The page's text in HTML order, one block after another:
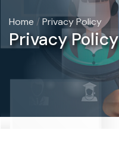
Home /Privacy Policy
Privacy Policy